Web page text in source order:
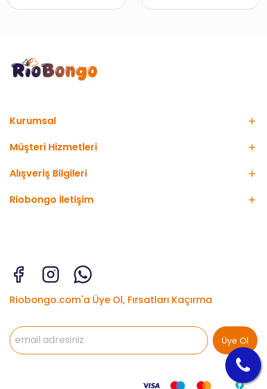
Kurumsal
Müşteri Hizmetleri
Alışveriş Bilgileri
Riobongo İletişim
Riobongo.com'a Üye Ol, Fırsatları Kaçırma
Üye Ol